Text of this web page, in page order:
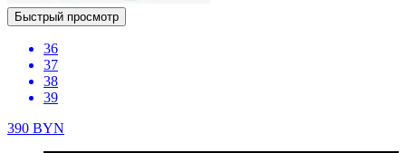
Быстрый просмотр
36
37
38
39
390 BYN